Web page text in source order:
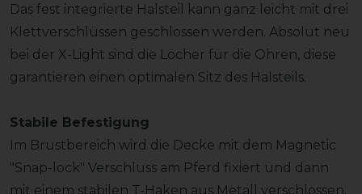
Das fest integrierte Halsteil kann ganz leicht mit drei
Klettverschlüssen geschlossen werden. Absolut neu
bei der X-Light sind die Löcher für die Ohren, diese
garantieren einen optimalen Sitz des Halsteils.
Stabile Befestigung
Im Brustbereich wird die Decke mit dem Magnetic
"Snap-lock" Verschluss am Pferd fixiert und dann
mit einem stabilen T-Haken aus Metall verschlossen.